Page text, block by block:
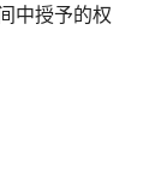
中授予的权